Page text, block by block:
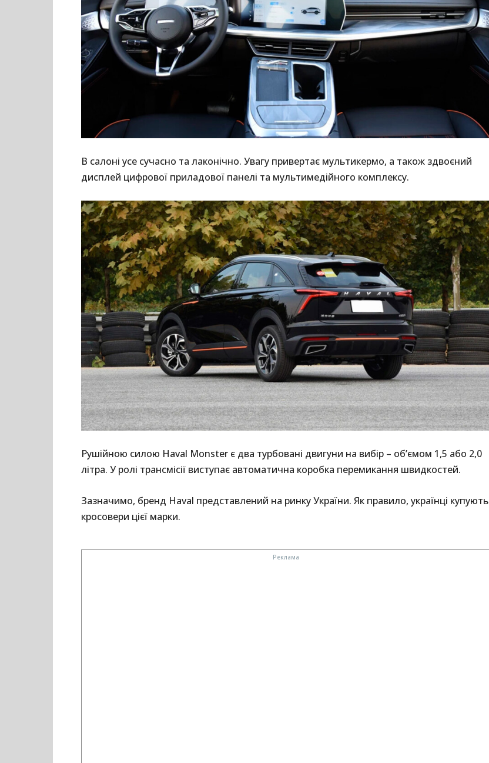
В салоні усе сучасно та лаконічно. Увагу привертає мультикермо, а також здвоєний
дисплей цифрової приладової панелі та мультимедійного комплексу.
Рушійною силою Haval Monster є два турбовані двигуни на вибір – об’ємом 1,5 або 2,0
літра. У ролі трансмісії виступає автоматична коробка перемикання швидкостей.
Зазначимо, бренд Haval представлений на ринку України. Як правило, українці купують
кросовери цієї марки.